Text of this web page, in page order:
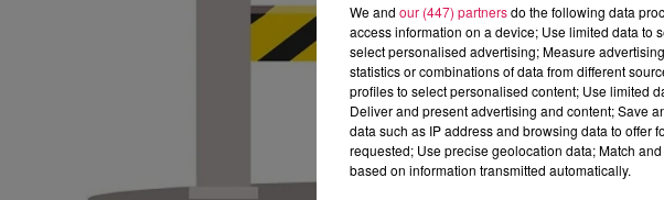
We and our (447) partnersdo the following data
access information on a device; Use limited data to
select personalised advertising; Measure
statistics or combinations of data from different
profiles to select personalised content; Use limited
Deliver and present advertising and content; Save
data such as IP address and browsing data to offer
requested; Use precise geolocation data; Match
based on information transmitted automatically.